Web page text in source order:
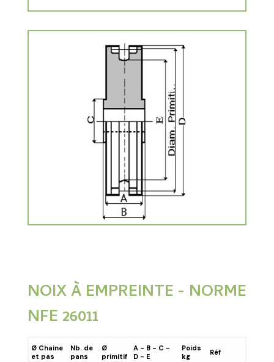
NOIX À EMPREINTE - NORME
NFE 26011
Ø Chaine
et pas
Nb. de
pans
Ø
primitif
A - B - C -
D - E
Poids
kg
Réf